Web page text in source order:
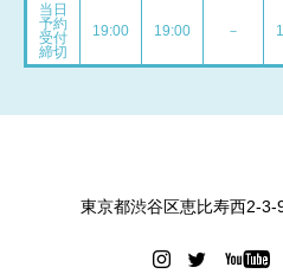
当日
予約
受付
締切
19:00 19:00 －
東京都渋谷区恵比寿西2-